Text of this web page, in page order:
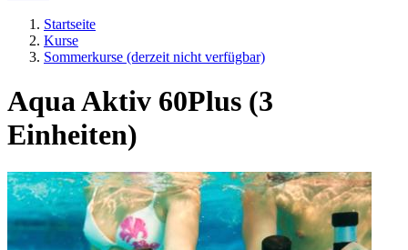
Startseite
Kurse
Sommerkurse (derzeit nicht verfügbar)
Aqua Aktiv 60Plus (3
Einheiten)